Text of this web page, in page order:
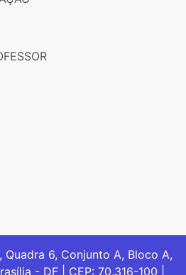
Quadra 6, Conjunto A, Bloco A,
- DF | CEP: 70.316-100 |